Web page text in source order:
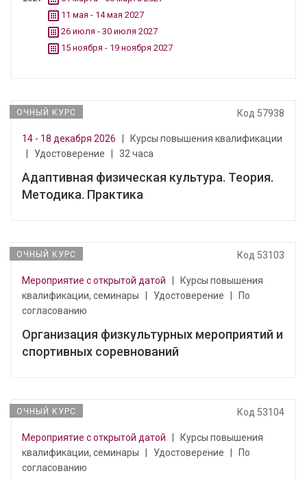
11 мая - 14 мая 2027
26 июля - 30 июля 2027
15 ноября - 19 ноября 2027
ОЧНЫЙ КУРС Код 57938
14 - 18 декабря 2026
Курсы повышения квалификации
Удостоверение 32 часа
Адаптивная физическая культура. Теория.
Методика. Практика
ОЧНЫЙ КУРС Код 53103
Мероприятие с открытой датой
Курсы повышения
квалификации, семинары
Удостоверение
По
согласованию
Организация физкультурных мероприятий и
спортивных соревнований
ОЧНЫЙ КУРС Код 53104
Мероприятие с открытой датой
Курсы повышения
квалификации, семинары
Удостоверение
По
согласованию